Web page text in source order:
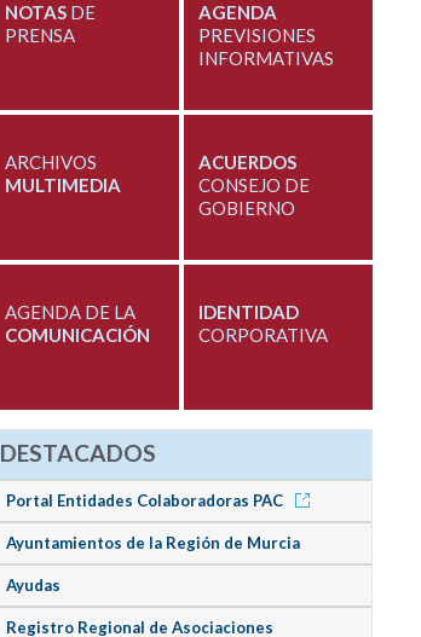
NOTASDE
PRENSA
AGENDA
PREVISIONES
INFORMATIVAS
ARCHIVOS
MULTIMEDIA
ACUERDOS
CONSEJO DE
GOBIERNO
AGENDA DE LA
COMUNICACIÓN
IDENTIDAD
CORPORATIVA
DESTACADOS
Portal Entidades Colaboradoras PAC
Ayuntamientos de la Región de Murcia
Ayudas
Registro Regional de Asociaciones